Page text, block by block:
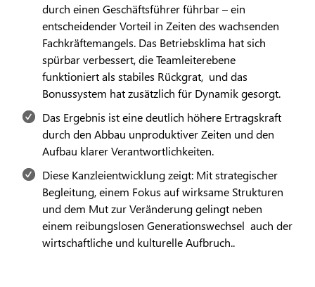
durch einen Geschäftsführer führbar – ein
entscheidender Vorteil in Zeiten des wachsenden
Fachkräftemangels. Das Betriebsklima hat sich
spürbar verbessert, die Teamleiterebene
funktioniert als stabiles Rückgrat, und das
Bonussystem hat zusätzlich für Dynamik gesorgt.
Das Ergebnis ist eine deutlich höhere Ertragskraft
durch den Abbau unproduktiver Zeiten und den
Aufbau klarer Verantwortlichkeiten.
Diese Kanzleientwicklung zeigt: Mit strategischer
Begleitung, einem Fokus auf wirksame Strukturen
und dem Mut zur Veränderung gelingt neben
einem reibungslosen Generationswechsel auch der
wirtschaftliche und kulturelle Aufbruch..